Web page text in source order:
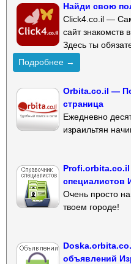
Найди свою
Click4.co.il —
сайт знакомств
Здесь ты
Подробнее →
Orbita.co.il —
страница
Ежедневно
израильтян
специалистов
Очень просто
твоем городе!
объявлений